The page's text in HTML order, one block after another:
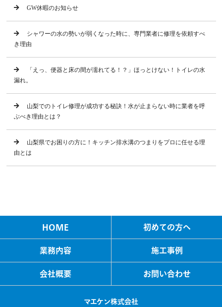
GW休暇のお知らせ
シャワーの水の勢いが弱くなった時に、専門業者に修理を依頼すべ
き理由
「えっ、便器と床の間が濡れてる！？」ほっとけない！トイレの水
漏れ。
山梨でのトイレ修理が成功する秘訣！水が止まらない時に業者を呼
ぶべき理由とは？
山梨県でお困りの方に！キッチン排水溝のつまりをプロに任せる理
由とは
HOME 初めての方へ
業務内容 施工事例
会社概要 お問い合わせ
マエケン株式会社